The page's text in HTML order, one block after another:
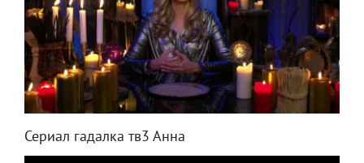
Сериал гадалка тв3 Анна